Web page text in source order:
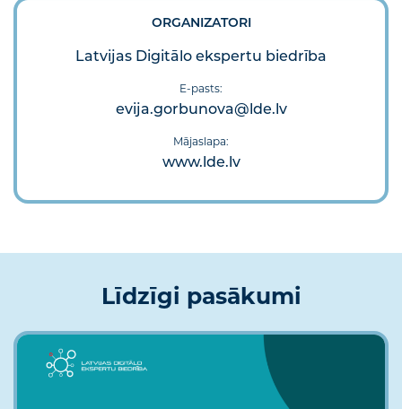
ORGANIZATORI
Latvijas Digitālo ekspertu biedrība
E-pasts:
evija.gorbunova@lde.lv
Mājaslapa:
www.lde.lv
Līdzīgi pasākumi